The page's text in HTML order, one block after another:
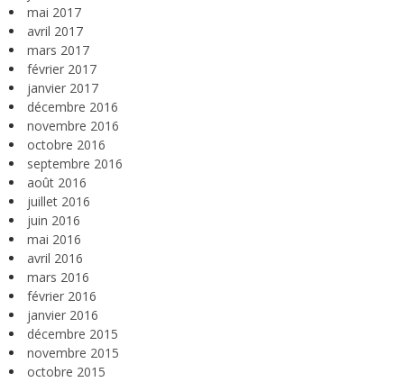
mai 2017
avril 2017
mars 2017
février 2017
janvier 2017
décembre 2016
novembre 2016
octobre 2016
septembre 2016
août 2016
juillet 2016
juin 2016
mai 2016
avril 2016
mars 2016
février 2016
janvier 2016
décembre 2015
novembre 2015
octobre 2015